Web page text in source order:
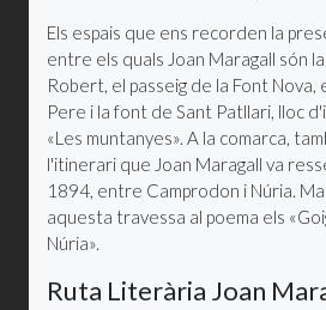
Els espais que ens recorden la
entre els quals Joan Maragall són
Robert, el passeig de la Font
Pere i la font de Sant Patllari, lloc
«Les muntanyes». A la comarca,
l'itinerari que Joan Maragall va
1894, entre Camprodon i Núria.
aquesta travessa al poema els
Núria».
Ruta Literària Joan